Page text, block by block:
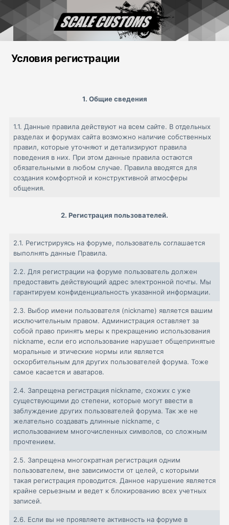
Условия регистрации
1. Общие сведения
1.1. Данные правила действуют на всем сайте. В отдельных
разделах и форумах сайта возможно наличие собственных
правил, которые уточняют и детализируют правила
поведения в них. При этом данные правила остаются
обязательными в любом случае. Правила вводятся для
создания комфортной и конструктивной атмосферы
общения.
2. Регистрация пользователей.
2.1. Регистрируясь на форуме, пользователь соглашается
выполнять данные Правила.
2.2. Для регистрации на форуме пользователь должен
предоставить действующий адрес электронной почты. Мы
гарантируем конфиденциальность указанной информации.
2.3. Выбор имени пользователя (nickname) является вашим
исключительным правом. Администрация оставляет за
собой право принять меры к прекращению использования
nickname, если его использование нарушает общепринятые
моральные и этические нормы или является
оскорбительным для других пользователей форума. Тоже
самое касается и аватаров.
2.4. Запрещена регистрация nickname, схожих с уже
существующими до степени, которые могут ввести в
заблуждение других пользователей форума. Так же не
желательно создавать длинные nickname, с
использованием многочисленных символов, со сложным
прочтением.
2.5. Запрещена многократная регистрация одним
пользователем, вне зависимости от целей, с которыми
такая регистрация проводится. Данное нарушение является
крайне серьезным и ведет к блокированию всех учетных
записей.
2.6. Если вы не проявляете активность на форуме в